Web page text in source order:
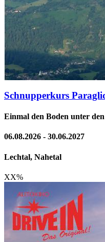
Schnupperkurs
Einmal den Boden unter
06.08.2026 - 30.06.2027
Lechtal, Nahetal
XX%